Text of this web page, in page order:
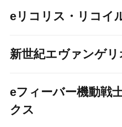
eリコリス・リコイ
新世紀エヴァンゲ
eフィーバー機動戦
クス